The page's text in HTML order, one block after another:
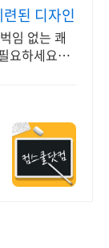
된 디자인
임 없는 쾌
요하세요?